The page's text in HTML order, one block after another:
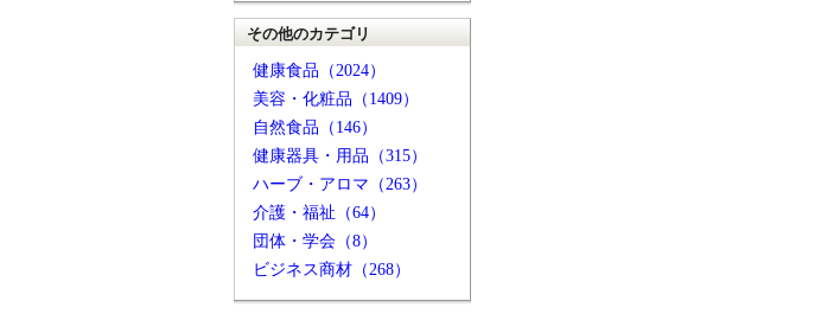
その他のカテゴリ
健康食品（2024）
美容・化粧品（1409）
自然食品（146）
健康器具・用品（315）
ハーブ・アロマ（263）
介護・福祉（64）
団体・学会（8）
ビジネス商材（268）